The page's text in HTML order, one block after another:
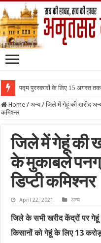
पद्म पुरस्कारों के लिए 15 अगस्त
Home / अन्य / जिले में गेहूं की खरीद
कमिश्नर
जिले में गेहूं की
के मुकाबले
डिप्टी कमिश्नर
April 22, 2021 अन्य
जिले के सभी खरीद केंद्रों पर गेहूं
किसानों को गेहूं के लिए 13